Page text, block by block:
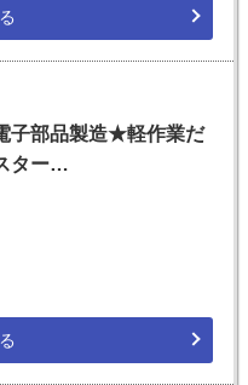
子部品製造★軽作業だ
ター…